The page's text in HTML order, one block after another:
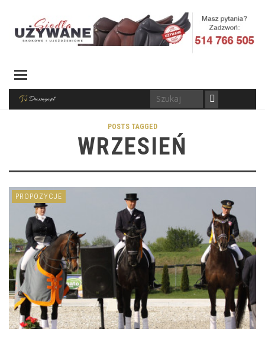
POSTS TAGGED
WRZESIEŃ
PROPOZYCJE